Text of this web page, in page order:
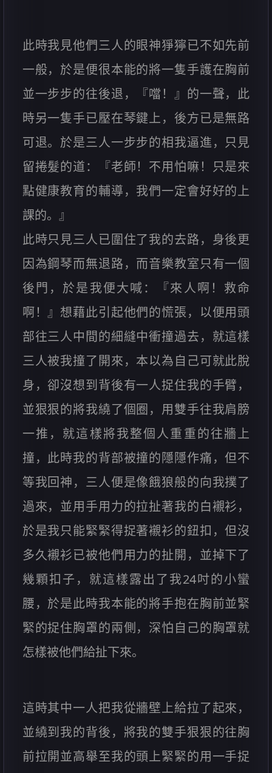
此時我見他們三人的眼神猙獰已不如先前
一般，於是便很本能的將一隻手護在胸前
並一步步的往後退，『噹！』的一聲，此
時另一隻手已壓在琴鍵上，後方已是無路
可退。於是三人一步步的相我逼進，只見
留捲髮的道：『老師！不用怕嘛！只是來
點健康教育的輔導，我們一定會好好的上
課的。』
此時只見三人已圍住了我的去路，身後更
因為鋼琴而無退路，而音樂教室只有一個
後門，於是我便大喊：『來人啊！救命
啊！』想藉此引起他們的慌張，以便用頭
部往三人中間的細縫中衝撞過去，就這樣
三人被我撞了開來，本以為自己可就此脫
身，卻沒想到背後有一人捉住我的手臂，
並狠狠的將我繞了個圈，用雙手往我肩膀
一推，就這樣將我整個人重重的往牆上
撞，此時我的背部被撞的隱隱作痛，但不
等我回神，三人便是像餓狼般的向我撲了
過來，並用手用力的拉扯著我的白襯衫，
於是我只能緊緊得捉著襯衫的鈕扣，但沒
多久襯衫已被他們用力的扯開，並掉下了
幾顆扣子，就這樣露出了我24吋的小蠻
腰，於是此時我本能的將手抱在胸前並緊
緊的捉住胸罩的兩側，深怕自己的胸罩就
怎樣被他們給扯下來。
這時其中一人把我從牆壁上給拉了起來，
並繞到我的背後，將我的雙手狠狠的往胸
前拉開並高舉至我的頭上緊緊的用一手捉